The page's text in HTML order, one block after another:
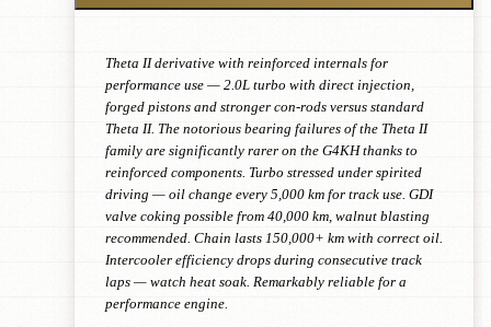
Theta II derivative with reinforced internals for
performance use — 2.0L turbo with direct injection,
forged pistons and stronger con-rods versus standard
Theta II. The notorious bearing failures of the Theta II
family are significantly rarer on the G4KH thanks to
reinforced components. Turbo stressed under spirited
driving — oil change every 5,000 km for track use. GDI
valve coking possible from 40,000 km, walnut blasting
recommended. Chain lasts 150,000+ km with correct oil.
Intercooler efficiency drops during consecutive track
laps — watch heat soak. Remarkably reliable for a
performance engine.